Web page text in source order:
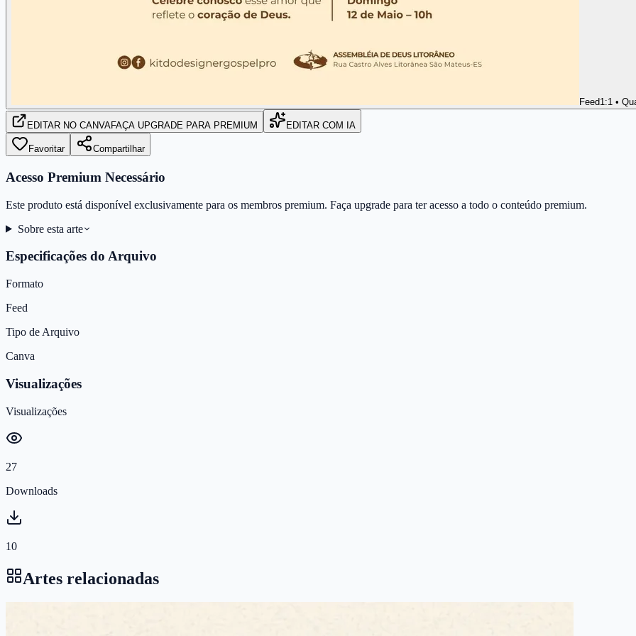
Feed1:1 •
EDITAR NO CANVAFAÇA UPGRADE PARA PREMIUM EDITAR COM IA
Favoritar Compartilhar
Acesso Premium Necessário
Este produto está disponível exclusivamente para os membros premium. Faça upgrade para ter acesso a todo o conteúdo premium.
Sobre esta arte
Especificações do Arquivo
Formato
Feed
Tipo de Arquivo
Canva
Visualizações
Visualizações
27
Downloads
10
Artes relacionadas